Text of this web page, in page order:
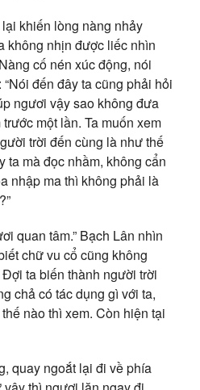
khiến lòng nàng nhảy
không nhịn được liếc nhìn
cố nén xúc động, nói
đến đây ta cũng phải hỏi
ngươi vậy sao không đưa
một lần. Ta muốn xem
trời đến cùng là như thế
ta mà đọc nhầm, không cẩn
nhập ma thì không phải là
quan tâm.” Bạch Lân nhìn
chữ vu cổ cũng không
ta biến thành người trời
chả có tác dụng gì với ta,
nào thì xem. Còn hiện tại
quay ngoắt lại đi về phía